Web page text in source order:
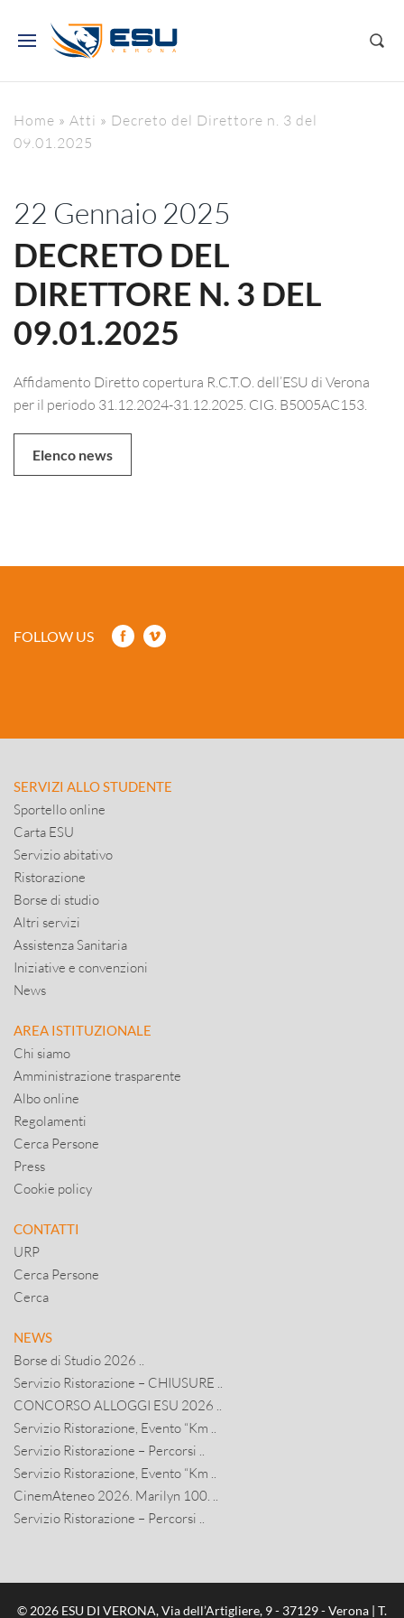
Home » Atti » Decreto del Direttore n. 3 del
09.01.2025
22 Gennaio 2025
DECRETO DEL
DIRETTORE N. 3 DEL
09.01.2025
Affidamento Diretto copertura R.C.T.O. dell’ESU di Verona
per il periodo 31.12.2024-31.12.2025. CIG. B5005AC153.
Elenco news
FOLLOW US
SERVIZI ALLO STUDENTE
Sportello online
Carta ESU
Servizio abitativo
Ristorazione
Borse di studio
Altri servizi
Assistenza Sanitaria
Iniziative e convenzioni
News
AREA ISTITUZIONALE
Chi siamo
Amministrazione trasparente
Albo online
Regolamenti
Cerca Persone
Press
Cookie policy
CONTATTI
URP
Cerca Persone
Cerca
NEWS
Borse di Studio 2026 ..
Servizio Ristorazione – CHIUSURE ..
CONCORSO ALLOGGI ESU 2026 ..
Servizio Ristorazione, Evento “Km ..
Servizio Ristorazione – Percorsi ..
Servizio Ristorazione, Evento “Km ..
CinemAteneo 2026. Marilyn 100. ..
Servizio Ristorazione – Percorsi ..
© 2026 ESU DI VERONA, Via dell’Artigliere, 9 - 37129 - Verona | T.